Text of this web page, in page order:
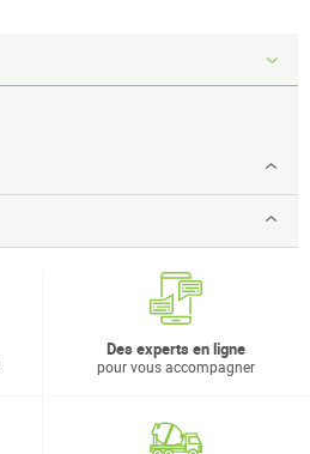
Des experts en ligne
pour vous accompagner